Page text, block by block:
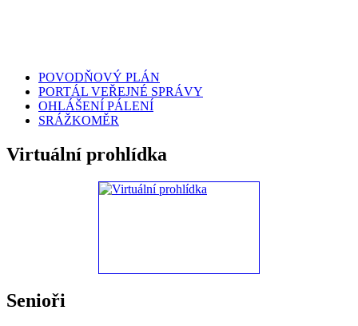
POVODŇOVÝ PLÁN
PORTÁL VEŘEJNÉ SPRÁVY
OHLÁŠENÍ PÁLENÍ
SRÁŽKOMĚR
Virtuální prohlídka
Senioři